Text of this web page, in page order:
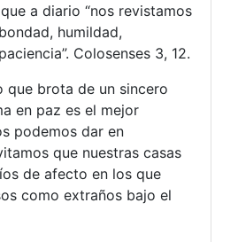
a diario “nos revistamos
humildad,
Colosenses 3, 12.
que brota de un sincero
en paz es el mejor
podemos dar en
que nuestras casas
de afecto en los que
como extraños bajo el